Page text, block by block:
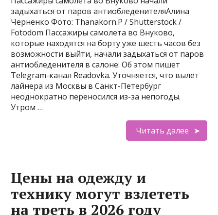
задыхаться от паров антиобледенителяАлина
Черненко Фото: Thanakorn.P / Shutterstock /
Fotodom Пассажиры самолета во Внуково,
которые находятся на борту уже шесть часов без
возможности выйти, начали задыхаться от паров
антиобледенителя в салоне. Об этом пишет
Telegram-канал Readovka. Уточняется, что вылет
лайнера из Москвы в Санкт-Петербург
неоднократно переносился из-за непогоды.
Утром …
Читать далее
Цены на одежду и
технику могут взлететь
на треть в 2026 году